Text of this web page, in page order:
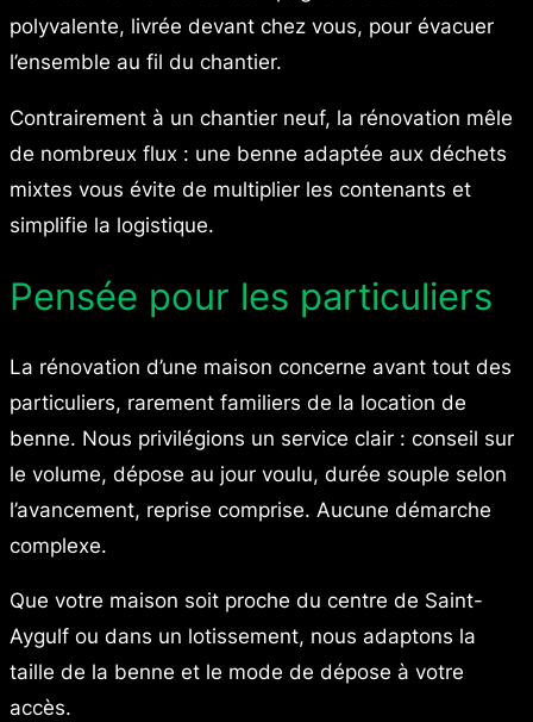
polyvalente, livrée devant chez vous, pour évacuer
l’ensemble au fil du chantier.
Contrairement à un chantier neuf, la rénovation mêle
de nombreux flux : une benne adaptée aux déchets
mixtes vous évite de multiplier les contenants et
simplifie la logistique.
Pensée pour les particuliers
La rénovation d’une maison concerne avant tout des
particuliers, rarement familiers de la location de
benne. Nous privilégions un service clair : conseil sur
le volume, dépose au jour voulu, durée souple selon
l’avancement, reprise comprise. Aucune démarche
complexe.
Que votre maison soit proche du centre de Saint-
Aygulf ou dans un lotissement, nous adaptons la
taille de la benne et le mode de dépose à votre
accès.